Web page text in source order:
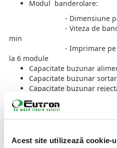
Acest site utilizează cookie-
Modul banderolare:
- Dimensiune
- Viteza de
min
- Imprimare pe
la 6 module
Capacitate buzunar
Capacitate buzunar
Capacitate buzunar
- Compartimentul
contrafaceri: 100 bancnote